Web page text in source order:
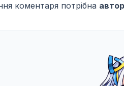
коментаря потрібна